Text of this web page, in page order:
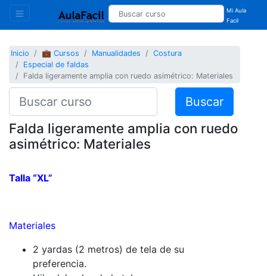
Mi Aula
Facil
Inicio 💼 Cursos Manualidades
Costura
Especial de faldas
Falda ligeramente amplia con ruedo asimétrico: Materiales
Buscar
Falda ligeramente amplia con ruedo
asimétrico: Materiales
Talla “XL”
Materiales
2 yardas (2 metros) de tela de su
preferencia.